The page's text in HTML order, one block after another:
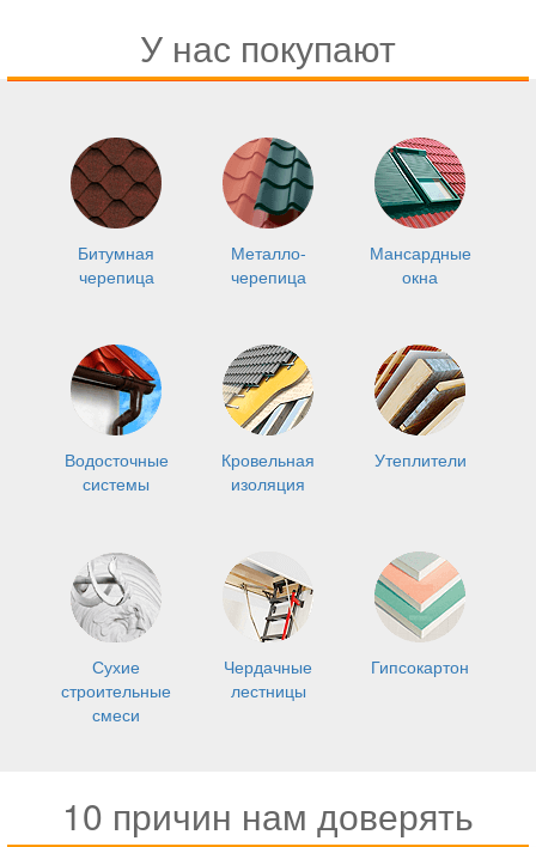
У нас покупают
Битумная
черепица
Металло-
черепица
Мансардные
окна
Водосточные
системы
Кровельная
изоляция
Утеплители
Сухие
строительные
смеси
Чердачные
лестницы
Гипсокартон
10 причин нам доверять